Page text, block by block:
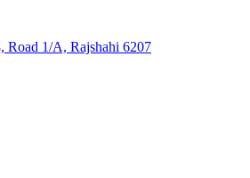
Road 1/A, Rajshahi 6207